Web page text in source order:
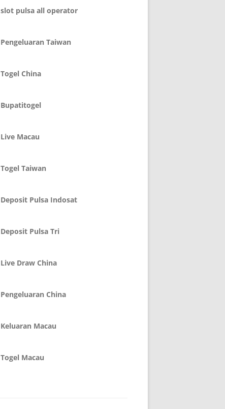
slot pulsa all operator
Pengeluaran Taiwan
Togel China
Bupatitogel
Live Macau
Togel Taiwan
Deposit Pulsa Indosat
Deposit Pulsa Tri
Live Draw China
Pengeluaran China
Keluaran Macau
Togel Macau